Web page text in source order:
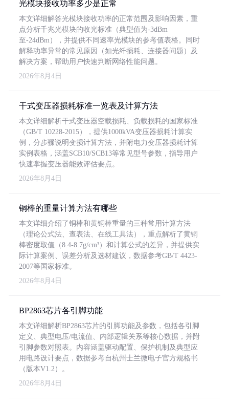
光模块接收功率多少是正常
本文详细解答光模块接收功率的正常范围及影响因素，重
点分析千兆光模块的收光标准（典型值为-3dBm
至-24dBm），并提供不同速率光模块的参考值表格。同时
解释功率异常的常见原因（如光纤损耗、连接器问题）及
解决方案，帮助用户快速判断网络性能问题。
2026年8月4日
干式变压器损耗标准一览表及计算方法
本文详细解析干式变压器空载损耗、负载损耗的国家标准
（GB/T 10228-2015），提供1000kVA变压器损耗计算实
例，分步骤说明变损计算方法，并附电力变压器损耗计算
实例表格，涵盖SCB10/SCB13等常见型号参数，指导用户
快速掌握变压器能效评估要点。
2026年8月4日
铜棒的重量计算方法有哪些
本文详细介绍了铜棒和黄铜棒重量的三种常用计算方法
（理论公式法、查表法、在线工具法），重点解析了黄铜
棒密度取值（8.4-8.7g/cm³）和计算公式的差异，并提供实
际计算案例、误差分析及选材建议，数据参考GB/T 4423-
2007等国家标准。
2026年8月4日
BP2863芯片各引脚功能
本文详细解析BP2863芯片的引脚功能及参数，包括各引脚
定义、典型电压/电流值、内部逻辑关系等核心数据，并附
引脚参数对照表。内容涵盖驱动配置、保护机制及典型应
用电路设计要点，数据参考自杭州士兰微电子官方规格书
（版本V1.2）。
2026年8月4日